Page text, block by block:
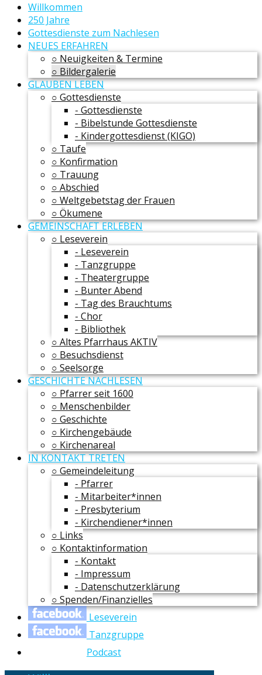
Willkommen
250 Jahre
Gottesdienste zum Nachlesen
NEUES ERFAHREN
○ Neuigkeiten & Termine
○ Bildergalerie
GLAUBEN LEBEN
○ Gottesdienste
- Gottesdienste
- Bibelstunde Gottesdienste
- Kindergottesdienst (KIGO)
○ Taufe
○ Konfirmation
○ Trauung
○ Abschied
○ Weltgebetstag der Frauen
○ Ökumene
GEMEINSCHAFT ERLEBEN
○ Leseverein
- Leseverein
- Tanzgruppe
- Theatergruppe
- Bunter Abend
- Tag des Brauchtums
- Chor
- Bibliothek
○ Altes Pfarrhaus AKTIV
○ Besuchsdienst
○ Seelsorge
GESCHICHTE NACHLESEN
○ Pfarrer seit 1600
○ Menschenbilder
○ Geschichte
○ Kirchengebäude
○ Kirchenareal
IN KONTAKT TRETEN
○ Gemeindeleitung
- Pfarrer
- Mitarbeiter*innen
- Presbyterium
- Kirchendiener*innen
○ Links
○ Kontaktinformation
- Kontakt
- Impressum
- Datenschutzerklärung
○ Spenden/Finanzielles
Leseverein
Tanzgruppe
Podcast